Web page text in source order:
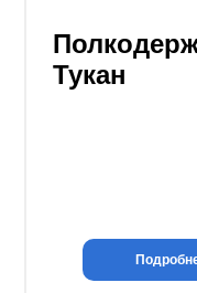
Тукан